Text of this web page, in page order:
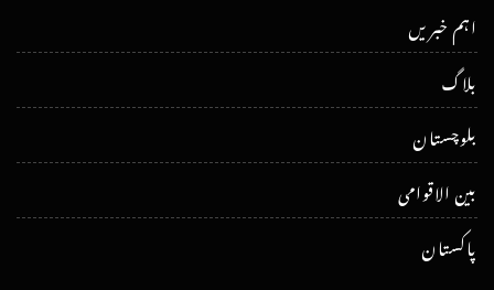
اہم خبریں
بلاگ
بلوچستان
بین الاقوامی
پاکستان